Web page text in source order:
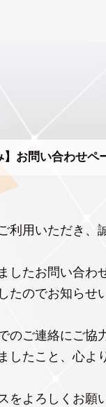
】お問い合わせペ
利用いただき、
したお問い合わ
たのでお知らせ
のご連絡にご協
したこと、心よ
をよろしくお願